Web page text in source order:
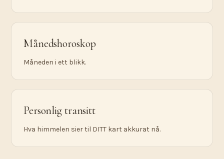
Månedshoroskop
Måneden i ett blikk.
Personlig transitt
Hva himmelen sier til DITT kart akkurat nå.